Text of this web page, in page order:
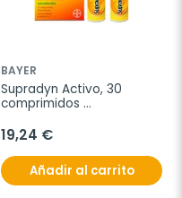
BAYER
Supradyn Activo, 30
comprimidos
19,24 €
Añadir al carrito